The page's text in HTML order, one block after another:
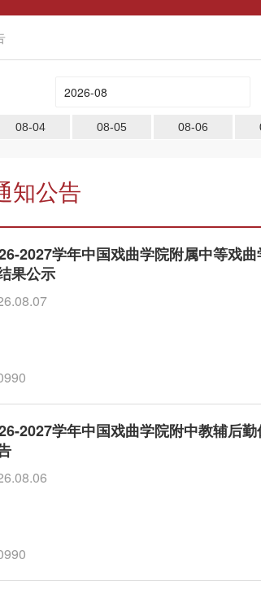
08-04 08-05 08-06
知公告
2027学年中国戏曲学院附属中等戏
果公示
2027学年中国戏曲学院附中教辅后